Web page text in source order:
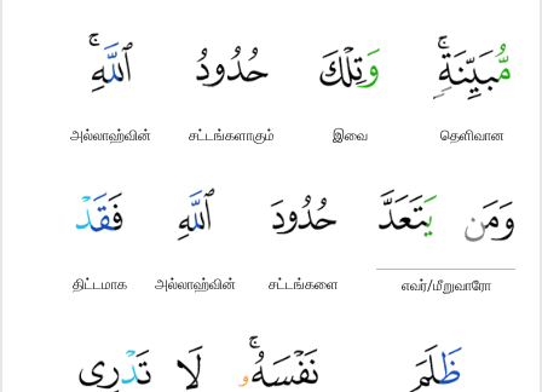
தெளிவான
இவை
சட்டங்களாகும்
அல்லாஹ்வின்
எவர்/மீறுவாரோ
சட்டங்களை
அல்லாஹ்வின்
திட்டமாக